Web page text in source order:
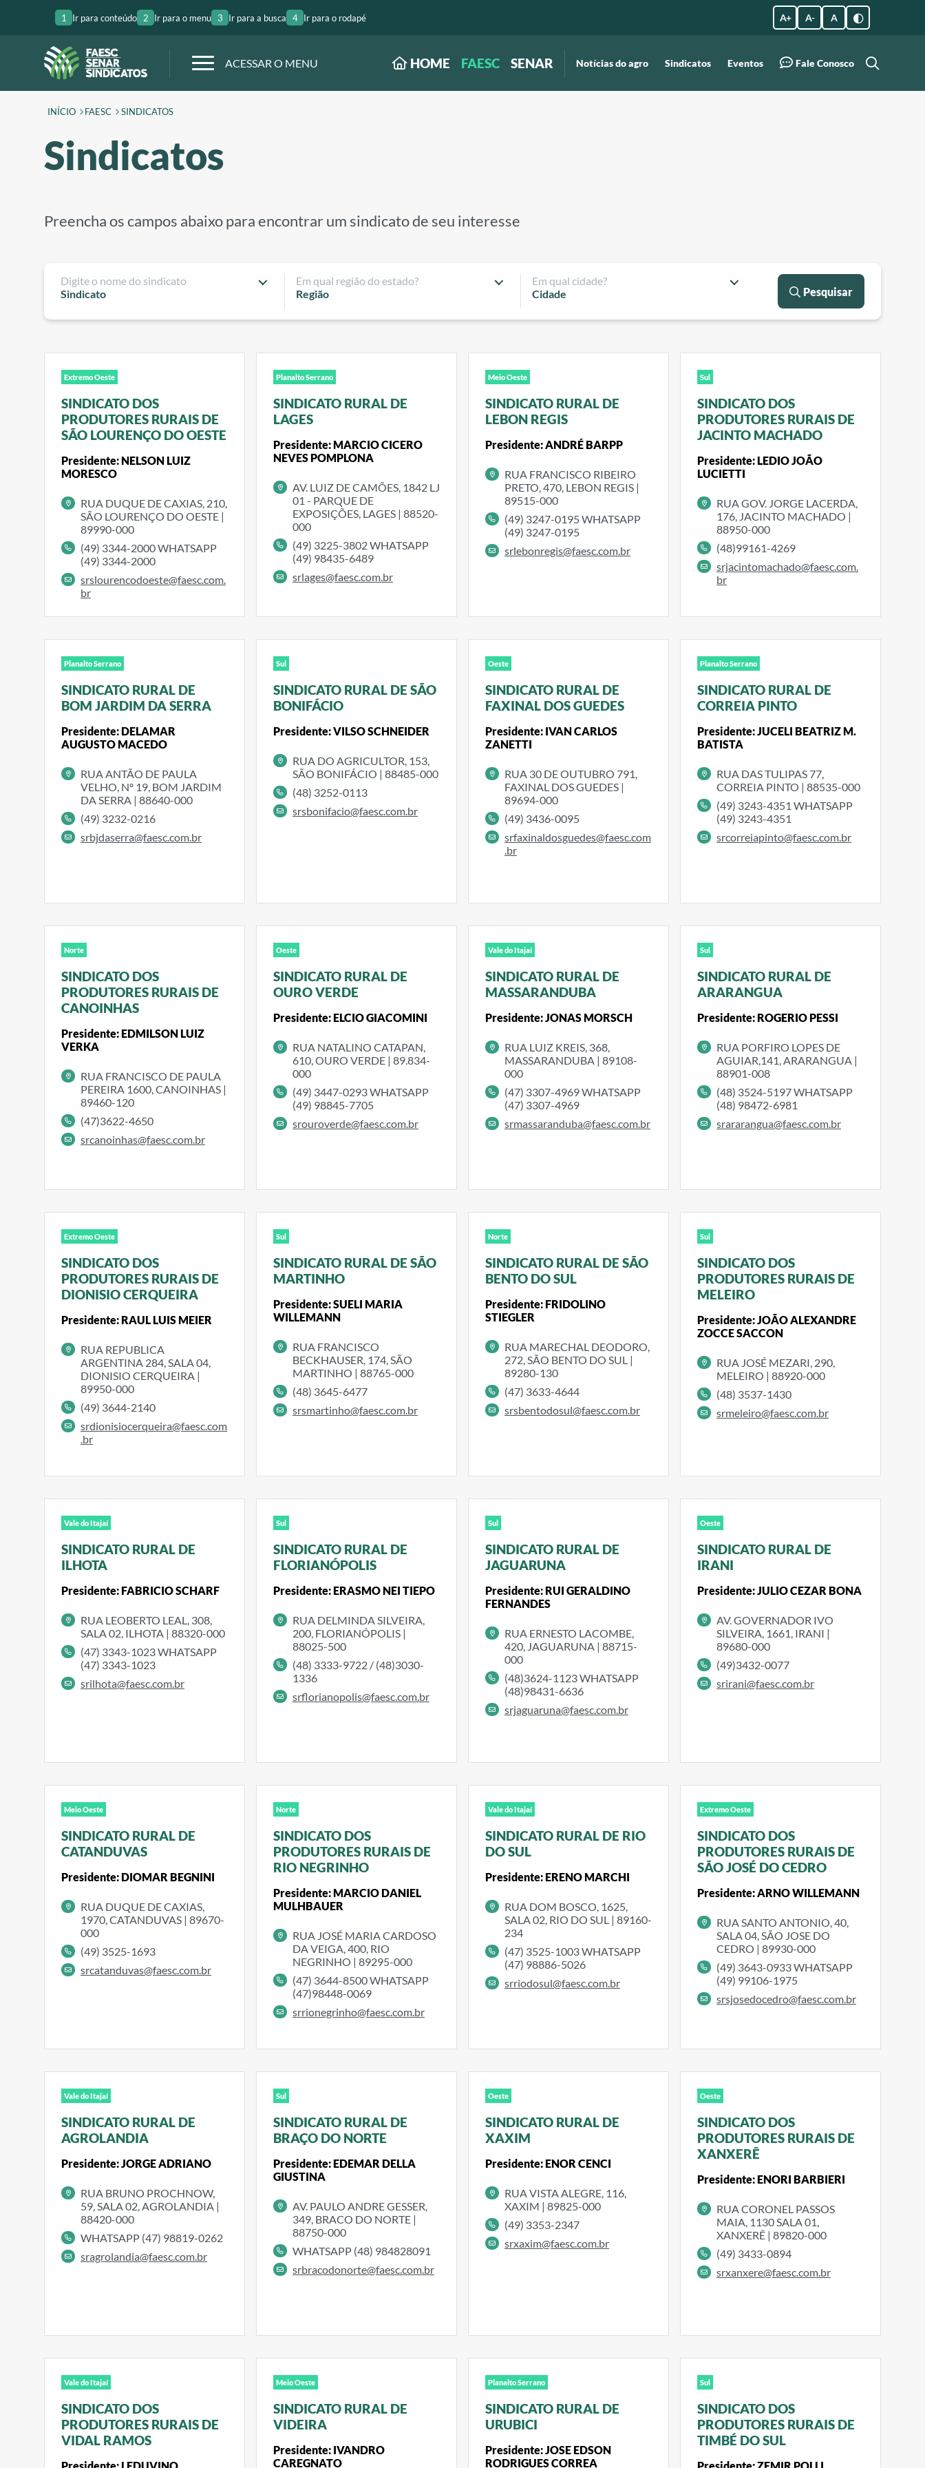
1 Ir para conteúdo 2 Ir para o menu 3 Ir para a busca 4 Ir para o rodapé A + A - A
ACESSAR O MENU HOME FAESC SENAR Notícias do agro Sindicatos Eventos Fale Conosco
INÍCIO FAESC SINDICATOS
Sindicatos
Preencha os campos abaixo para encontrar um sindicato de seu interesse
Digite o nome do sindicato
Sindicato
Em qual região do estado?
Região
Em qual cidade?
Cidade
Pesquisar
Extremo Oeste
SINDICATO DOS
PRODUTORES RURAIS DE
SÃO LOURENÇO DO OESTE
Presidente: NELSON LUIZ
MORESCO
RUA DUQUE DE CAXIAS, 210,
SÃO LOURENÇO DO OESTE |
89990-000
(49) 3344-2000 WHATSAPP
(49) 3344-2000
srslourencodoeste@faesc.com.
br
Planalto Serrano
SINDICATO RURAL DE
LAGES
Presidente: MARCIO CICERO
NEVES POMPLONA
AV. LUIZ DE CAMÕES, 1842 LJ
01 - PARQUE DE
EXPOSIÇÕES, LAGES | 88520-
000
(49) 3225-3802 WHATSAPP
(49) 98435-6489
srlages@faesc.com.br
Meio Oeste
SINDICATO RURAL DE
LEBON REGIS
Presidente: ANDRÉ BARPP
RUA FRANCISCO RIBEIRO
PRETO, 470, LEBON REGIS |
89515-000
(49) 3247-0195 WHATSAPP
(49) 3247-0195
srlebonregis@faesc.com.br
Sul
SINDICATO DOS
PRODUTORES RURAIS DE
JACINTO MACHADO
Presidente: LEDIO JOÃO
LUCIETTI
RUA GOV. JORGE LACERDA,
176, JACINTO MACHADO |
88950-000
(48)99161-4269
srjacintomachado@faesc.com.
br
Planalto Serrano
SINDICATO RURAL DE
BOM JARDIM DA SERRA
Presidente: DELAMAR
AUGUSTO MACEDO
RUA ANTÃO DE PAULA
VELHO, Nº 19, BOM JARDIM
DA SERRA | 88640-000
(49) 3232-0216
srbjdaserra@faesc.com.br
Sul
SINDICATO RURAL DE SÃO
BONIFÁCIO
Presidente: VILSO SCHNEIDER
RUA DO AGRICULTOR, 153,
SÃO BONIFÁCIO | 88485-000
(48) 3252-0113
srsbonifacio@faesc.com.br
Oeste
SINDICATO RURAL DE
FAXINAL DOS GUEDES
Presidente: IVAN CARLOS
ZANETTI
RUA 30 DE OUTUBRO 791,
FAXINAL DOS GUEDES |
89694-000
(49) 3436-0095
srfaxinaldosguedes@faesc.com
.br
Planalto Serrano
SINDICATO RURAL DE
CORREIA PINTO
Presidente: JUCELI BEATRIZ M.
BATISTA
RUA DAS TULIPAS 77,
CORREIA PINTO | 88535-000
(49) 3243-4351 WHATSAPP
(49) 3243-4351
srcorreiapinto@faesc.com.br
Norte
SINDICATO DOS
PRODUTORES RURAIS DE
CANOINHAS
Presidente: EDMILSON LUIZ
VERKA
RUA FRANCISCO DE PAULA
PEREIRA 1600, CANOINHAS |
89460-120
(47)3622-4650
srcanoinhas@faesc.com.br
Oeste
SINDICATO RURAL DE
OURO VERDE
Presidente: ELCIO GIACOMINI
RUA NATALINO CATAPAN,
610, OURO VERDE | 89.834-
000
(49) 3447-0293 WHATSAPP
(49) 98845-7705
srouroverde@faesc.com.br
Vale do Itajaí
SINDICATO RURAL DE
MASSARANDUBA
Presidente: JONAS MORSCH
RUA LUIZ KREIS, 368,
MASSARANDUBA | 89108-
000
(47) 3307-4969 WHATSAPP
(47) 3307-4969
srmassaranduba@faesc.com.br
Sul
SINDICATO RURAL DE
ARARANGUA
Presidente: ROGERIO PESSI
RUA PORFIRO LOPES DE
AGUIAR,141, ARARANGUA |
88901-008
(48) 3524-5197 WHATSAPP
(48) 98472-6981
srararangua@faesc.com.br
Extremo Oeste
SINDICATO DOS
PRODUTORES RURAIS DE
DIONISIO CERQUEIRA
Presidente: RAUL LUIS MEIER
RUA REPUBLICA
ARGENTINA 284, SALA 04,
DIONISIO CERQUEIRA |
89950-000
(49) 3644-2140
srdionisiocerqueira@faesc.com
.br
Sul
SINDICATO RURAL DE SÃO
MARTINHO
Presidente: SUELI MARIA
WILLEMANN
RUA FRANCISCO
BECKHAUSER, 174, SÃO
MARTINHO | 88765-000
(48) 3645-6477
srsmartinho@faesc.com.br
Norte
SINDICATO RURAL DE SÃO
BENTO DO SUL
Presidente: FRIDOLINO
STIEGLER
RUA MARECHAL DEODORO,
272, SÃO BENTO DO SUL |
89280-130
(47) 3633-4644
srsbentodosul@faesc.com.br
Sul
SINDICATO DOS
PRODUTORES RURAIS DE
MELEIRO
Presidente: JOÃO ALEXANDRE
ZOCCE SACCON
RUA JOSÉ MEZARI, 290,
MELEIRO | 88920-000
(48) 3537-1430
srmeleiro@faesc.com.br
Vale do Itajaí
SINDICATO RURAL DE
ILHOTA
Presidente: FABRICIO SCHARF
RUA LEOBERTO LEAL, 308,
SALA 02, ILHOTA | 88320-000
(47) 3343-1023 WHATSAPP
(47) 3343-1023
srilhota@faesc.com.br
Sul
SINDICATO RURAL DE
FLORIANÓPOLIS
Presidente: ERASMO NEI TIEPO
RUA DELMINDA SILVEIRA,
200, FLORIANÓPOLIS |
88025-500
(48) 3333-9722 / (48)3030-
1336
srflorianopolis@faesc.com.br
Sul
SINDICATO RURAL DE
JAGUARUNA
Presidente: RUI GERALDINO
FERNANDES
RUA ERNESTO LACOMBE,
420, JAGUARUNA | 88715-
000
(48)3624-1123 WHATSAPP
(48)98431-6636
srjaguaruna@faesc.com.br
Oeste
SINDICATO RURAL DE
IRANI
Presidente: JULIO CEZAR BONA
AV. GOVERNADOR IVO
SILVEIRA, 1661, IRANI |
89680-000
(49)3432-0077
srirani@faesc.com.br
Meio Oeste
SINDICATO RURAL DE
CATANDUVAS
Presidente: DIOMAR BEGNINI
RUA DUQUE DE CAXIAS,
1970, CATANDUVAS | 89670-
000
(49) 3525-1693
srcatanduvas@faesc.com.br
Norte
SINDICATO DOS
PRODUTORES RURAIS DE
RIO NEGRINHO
Presidente: MARCIO DANIEL
MULHBAUER
RUA JOSÉ MARIA CARDOSO
DA VEIGA, 400, RIO
NEGRINHO | 89295-000
(47) 3644-8500 WHATSAPP
(47)98448-0069
srrionegrinho@faesc.com.br
Vale do Itajaí
SINDICATO RURAL DE RIO
DO SUL
Presidente: ERENO MARCHI
RUA DOM BOSCO, 1625,
SALA 02, RIO DO SUL | 89160-
234
(47) 3525-1003 WHATSAPP
(47) 98886-5026
srriodosul@faesc.com.br
Extremo Oeste
SINDICATO DOS
PRODUTORES RURAIS DE
SÃO JOSÉ DO CEDRO
Presidente: ARNO WILLEMANN
RUA SANTO ANTONIO, 40,
SALA 04, SÃO JOSE DO
CEDRO | 89930-000
(49) 3643-0933 WHATSAPP
(49) 99106-1975
srsjosedocedro@faesc.com.br
Vale do Itajaí
SINDICATO RURAL DE
AGROLANDIA
Presidente: JORGE ADRIANO
RUA BRUNO PROCHNOW,
59, SALA 02, AGROLANDIA |
88420-000
WHATSAPP (47) 98819-0262
sragrolandia@faesc.com.br
Sul
SINDICATO RURAL DE
BRAÇO DO NORTE
Presidente: EDEMAR DELLA
GIUSTINA
AV. PAULO ANDRE GESSER,
349, BRACO DO NORTE |
88750-000
WHATSAPP (48) 984828091
srbracodonorte@faesc.com.br
Oeste
SINDICATO RURAL DE
XAXIM
Presidente: ENOR CENCI
RUA VISTA ALEGRE, 116,
XAXIM | 89825-000
(49) 3353-2347
srxaxim@faesc.com.br
Oeste
SINDICATO DOS
PRODUTORES RURAIS DE
XANXERÊ
Presidente: ENORI BARBIERI
RUA CORONEL PASSOS
MAIA, 1130 SALA 01,
XANXERÊ | 89820-000
(49) 3433-0894
srxanxere@faesc.com.br
Vale do Itajaí
SINDICATO DOS
PRODUTORES RURAIS DE
VIDAL RAMOS
Meio Oeste
SINDICATO RURAL DE
VIDEIRA
Presidente: IVANDRO
CAREGNATO
Planalto Serrano
SINDICATO RURAL DE
URUBICI
Presidente: JOSE EDSON
RODRIGUES CORREA
Sul
SINDICATO DOS
PRODUTORES RURAIS DE
TIMBÉ DO SUL